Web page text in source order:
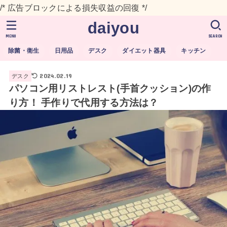
/* 広告ブロックによる損失収益の回復 */
daiyou
除菌・衛生 日用品 デスク ダイエット器具 キッチン
SEARCH
MENU
デスク 2024.02.19
パソコン用リストレスト(手首クッション)の作
り方！ 手作りで代用する方法は？